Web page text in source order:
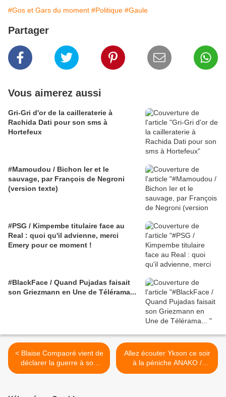
#Gos et Gars du moment #Politique #Gaule
Partager
Vous aimerez aussi
Gri-Gri d'or de la cailleraterie à
Rachida Dati pour son sms à
Hortefeux
#Mamoudou / Bichon Ier et le
sauvage, par François de Negroni
(version texte)
#PSG / Kimpembe titulaire face au
Real : quoi qu'il advienne, merci
Emery pour ce moment !
#BlackFace / Quand Pujadas faisait
son Griezmann en Une de Télérama...
< Blaise Compaoré vient de
déclarer la guerre à son
peuple / Bruno Jaffré
Allez écouter Ykson ce soir
à la péniche ANAKO /
Recommandation de Guy